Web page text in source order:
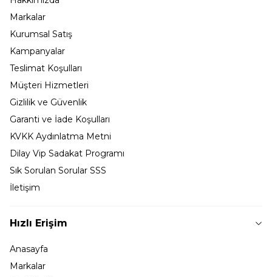
Markalar
Kurumsal Satış
Kampanyalar
Teslimat Koşulları
Müşteri Hizmetleri
Gizlilik ve Güvenlik
Garanti ve İade Koşulları
KVKK Aydınlatma Metni
Dilay Vip Sadakat Programı
Sık Sorulan Sorular SSS
İletişim
Hızlı Erişim
Anasayfa
Markalar